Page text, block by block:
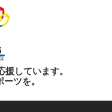
しています。
ツを。